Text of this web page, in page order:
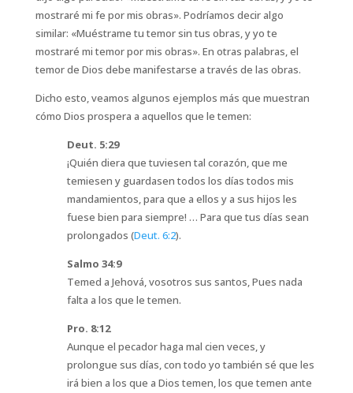
mostraré mi fe por mis obras». Podríamos decir algo
similar: «Muéstrame tu temor sin tus obras, y yo te
mostraré mi temor por mis obras». En otras palabras, el
temor de Dios debe manifestarse a través de las obras.
Dicho esto, veamos algunos ejemplos más que muestran
cómo Dios prospera a aquellos que le temen:
Deut. 5:29
¡Quién diera que tuviesen tal corazón, que me
temiesen y guardasen todos los días todos mis
mandamientos, para que a ellos y a sus hijos les
fuese bien para siempre! … Para que tus días sean
prolongados (Deut. 6:2).
Salmo 34:9
Temed a Jehová, vosotros sus santos, Pues nada
falta a los que le temen.
Pro. 8:12
Aunque el pecador haga mal cien veces, y
prolongue sus días, con todo yo también sé que les
irá bien a los que a Dios temen, los que temen ante